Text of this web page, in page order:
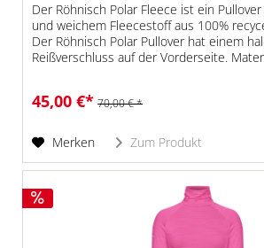
Der Röhnisch Polar Fleece ist ein
und weichem Fleecestoff aus 100%
Der Röhnisch Polar Pullover hat einem
Reißverschluss auf der Vorderseite.
45,00 €* 70,00 € *
Merken Zum Produkt